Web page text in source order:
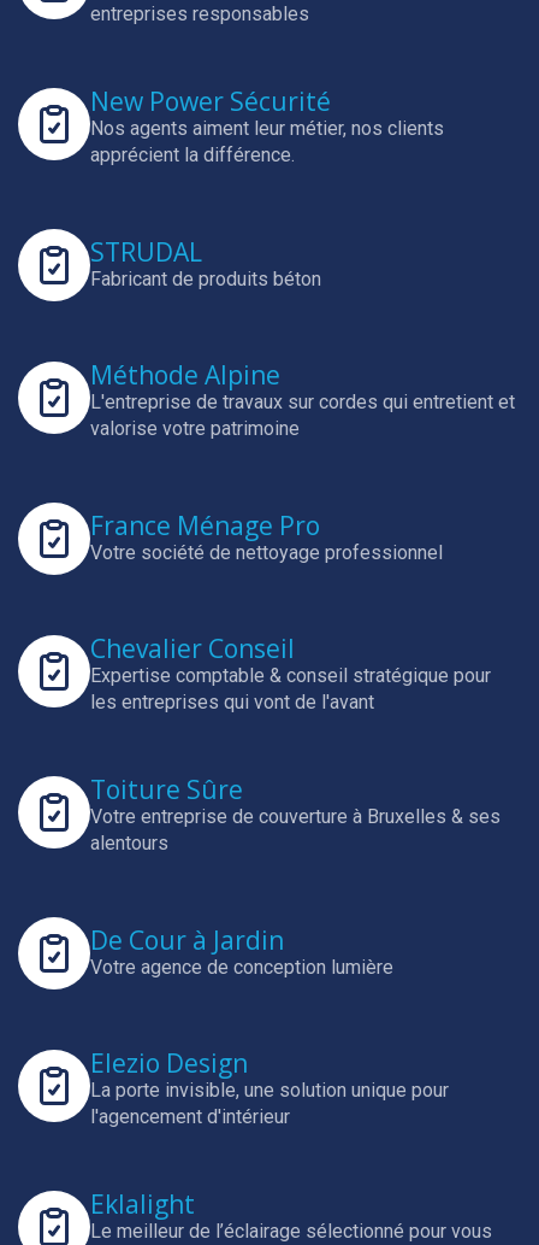
entreprises responsables
New Power Sécurité
Nos agents aiment leur métier, nos clients
apprécient la différence.
STRUDAL
Fabricant de produits béton
Méthode Alpine
L'entreprise de travaux sur cordes qui entretient et
valorise votre patrimoine
France Ménage Pro
Votre société de nettoyage professionnel
Chevalier Conseil
Expertise comptable & conseil stratégique pour
les entreprises qui vont de l'avant
Toiture Sûre
Votre entreprise de couverture à Bruxelles & ses
alentours
De Cour à Jardin
Votre agence de conception lumière
Elezio Design
La porte invisible, une solution unique pour
l'agencement d'intérieur
Eklalight
Le meilleur de l’éclairage sélectionné pour vous